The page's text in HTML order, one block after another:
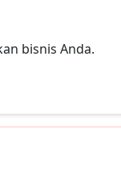
bisnis Anda.